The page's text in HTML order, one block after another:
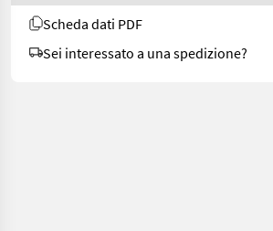
Scheda dati PDF
Sei interessato a una spedizione?